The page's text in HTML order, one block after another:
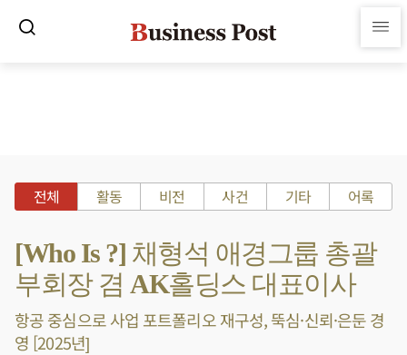
전체 활동 비전 사건 기타 어록
[Who Is ?] 채형석 애경그룹 총괄
부회장 겸 AK홀딩스 대표이사
항공 중심으로 사업 포트폴리오 재구성, 뚝심·신뢰·은둔 경
영 [2025년]